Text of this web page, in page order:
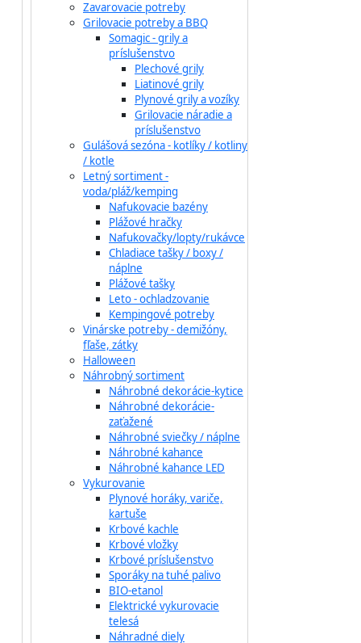
Zavarovacie potreby
Grilovacie potreby a BBQ
Somagic - grily a
príslušenstvo
Plechové grily
Liatinové grily
Plynové grily a vozíky
Grilovacie náradie a
príslušenstvo
Gulášová sezóna - kotlíky / kotliny
/ kotle
Letný sortiment -
voda/pláž/kemping
Nafukovacie bazény
Plážové hračky
Nafukovačky/lopty/rukávce
Chladiace tašky / boxy /
náplne
Plážové tašky
Leto - ochladzovanie
Kempingové potreby
Vinárske potreby - demižóny,
fľaše, zátky
Halloween
Náhrobný sortiment
Náhrobné dekorácie-kytice
Náhrobné dekorácie-
zaťažené
Náhrobné sviečky / náplne
Náhrobné kahance
Náhrobné kahance LED
Vykurovanie
Plynové horáky, variče,
kartuše
Krbové kachle
Krbové vložky
Krbové príslušenstvo
Sporáky na tuhé palivo
BIO-etanol
Elektrické vykurovacie
telesá
Náhradné diely